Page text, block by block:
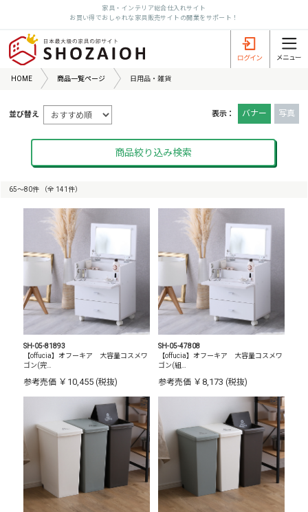
家具・インテリア総合仕入れサイト
お買い得でおしゃれな家具販売サイトの開業をサポート！
HOME 商品一覧ページ 日用品・雑貨
表示： バナー 写真
並び替え
商品絞り込み検索
65〜80件 （全 141件）
SH-05-81893
【offucia】オフーキア 大容量コスメワ
ゴン(完…
参考売価 ￥10,455 (税抜)
SH-05-47808
【offucia】オフーキア 大容量コスメワ
ゴン(組…
参考売価 ￥8,173 (税抜)